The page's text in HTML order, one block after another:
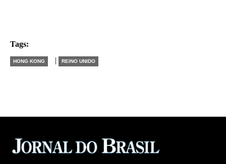
Tags:
HONG KONG | REINO UNIDO